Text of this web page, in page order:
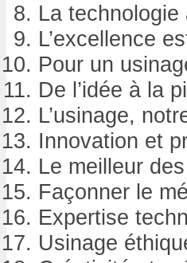
La technologie
L’excellence
Pour un
De l’idée à la
L’usinage,
Innovation et
Le meilleur
Façonner le
Expertise
Usinage